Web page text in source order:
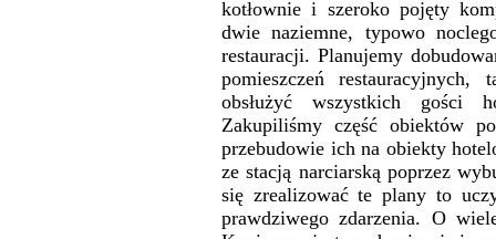
kotłownie i szeroko pojęty
dwie naziemne, typowo
restauracji. Planujemy
pomieszczeń
obsłużyć wszystkich gości
Zakupiliśmy część obiektów
przebudowie ich na obiekty
ze stacją narciarską poprzez
się zrealizować te plany to
prawdziwego zdarzenia. O